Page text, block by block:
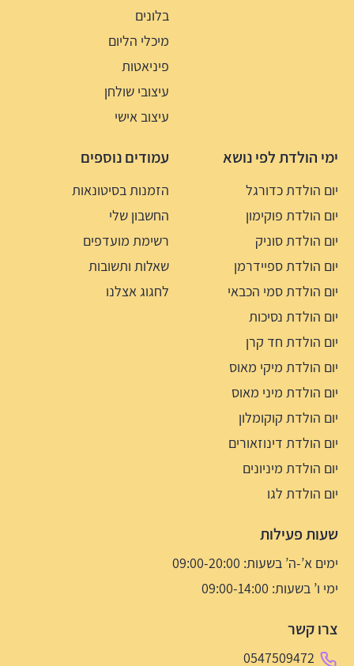
בלונים
מיכלי הליום
פיניאטות
עיצובי שולחן
עיצוב אישי
ימי הולדת לפי נושא
יום הולדת כדורגל
יום הולדת פוקימון
יום הולדת סוניק
יום הולדת ספיידרמן
יום הולדת סמי הכבאי
יום הולדת נסיכות
יום הולדת חד קרן
יום הולדת מיקי מאוס
יום הולדת מיני מאוס
יום הולדת קוקומלון
יום הולדת דינוזאורים
יום הולדת מיניונים
יום הולדת לגו
עמודים נוספים
הזמנות בסיטונאות
החשבון שלי
רשימת מועדפים
שאלות ותשובות
לחגוג אצלנו
שעות פעילות
ימים א’-ה’ בשעות: 09:00-20:00
ימי ו’ בשעות: 09:00-14:00
צרו קשר
0547509472